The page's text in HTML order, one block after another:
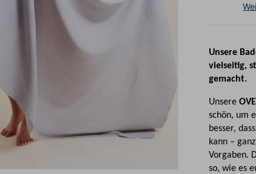
Unsere
vielseitig,
gemacht.
Unsere
schön, um
besser,
kann –
Vorgaben.
so, wie es